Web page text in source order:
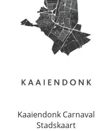
Kaaiendonk Carnaval
Stadskaart